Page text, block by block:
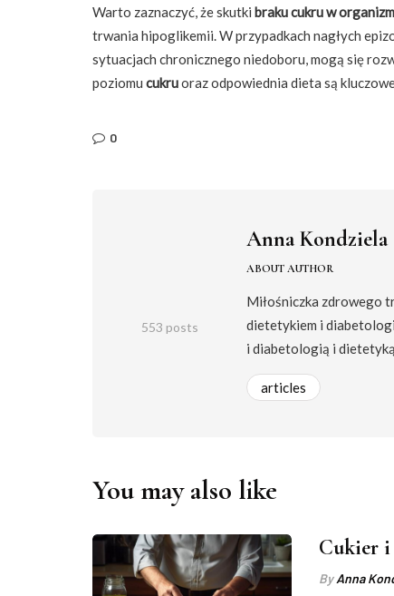
Warto zaznaczyć, że skutki braku cukru w
trwania hipoglikemii. W przypadkach nagłych
sytuacjach chronicznego niedoboru, mogą się
poziomu cukruoraz odpowiednia dieta są
0
553 posts
Anna Kondziela
ABOUT AUTHOR
Miłośniczka zdrowego
dietetykiem i
i diabetologią i
articles
You may also like
Cukier i
ByAnna